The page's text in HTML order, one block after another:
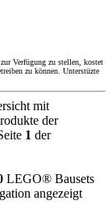
Verfügung zu stellen, kostet
zu können. Unterstüzte
mit
der
1 der
LEGO® Bausets
angezeigt